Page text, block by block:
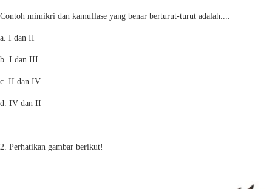
Contoh mimikri dan kamuflase yang benar berturut-turut adalah....
a. I dan II
b. I dan III
c. II dan IV
d. IV dan II
2. Perhatikan gambar berikut!